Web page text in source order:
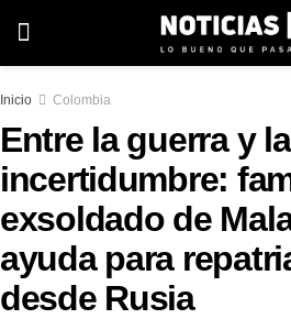
Inicio Colombia
Entre la guerra y la
incertidumbre:
exsoldado de
ayuda para
desde Rusia